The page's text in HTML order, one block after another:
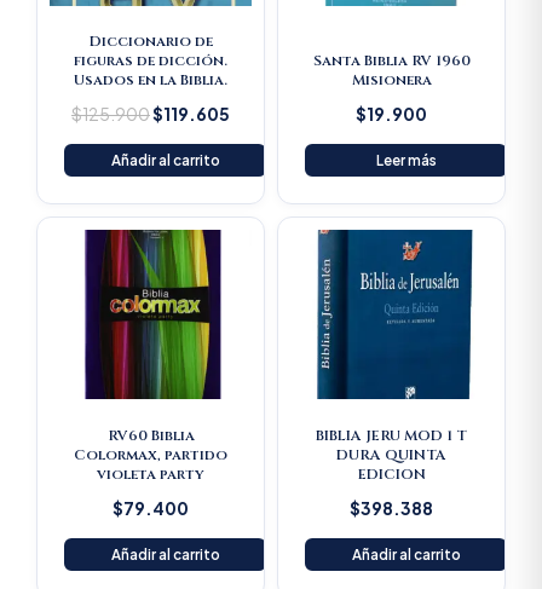
Diccionario de
figuras de dicción.
Usados en la Biblia.
$125.900$119.605
Añadir al carrito
Santa Biblia RV 1960
Misionera
$19.900
Leer más
RV60 Biblia
Colormax, partido
violeta party
$79.400
Añadir al carrito
BIBLIA JERU MOD 1 T
DURA QUINTA
EDICION
$398.388
Añadir al carrito